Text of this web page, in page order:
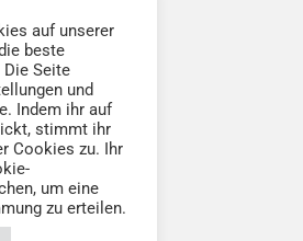
auf unserer
beste
Die Seite
und
Indem ihr auf
stimmt ihr
Cookies zu. Ihr
um eine
zu erteilen.